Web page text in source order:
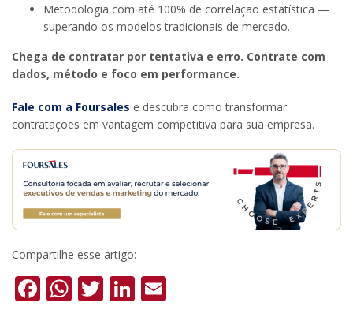
Metodologia com até 100% de correlação estatística —
superando os modelos tradicionais de mercado.
Chega de contratar por tentativa e erro. Contrate com
dados, método e foco em performance.
Fale com a Foursales e descubra como transformar
contratações em vantagem competitiva para sua empresa.
Compartilhe esse artigo:
Facebook
WhatsApp
Twitter
LinkedIn